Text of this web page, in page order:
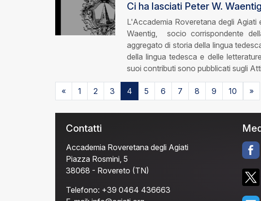
Ci ha lasciati Peter W. Waentig
L'Accademia Roveretana degli
Waentig, socio corrispondente
aggregato di storia della lingua
della lingua tedesca e delle
suoi contributi sono pubblicati sugli
« 1 2 3 4 5 6 7 8 9 10 »
Contatti
Accademia Roveretana degli Agiati
Piazza Rosmini, 5
38068 - Rovereto (TN)
Telefono: +39 0464 436663